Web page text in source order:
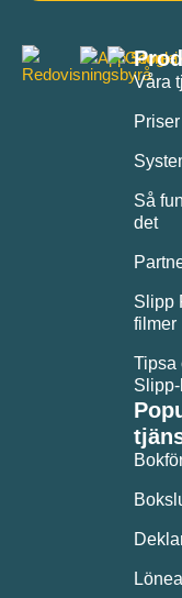
Våra
Priser
Så
det
Slipp
filmer
Tipsa